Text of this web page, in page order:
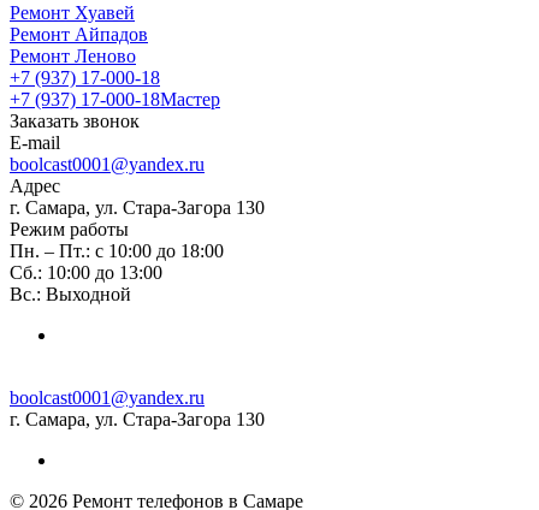
Ремонт Хуавей
Ремонт Айпадов
Ремонт Леново
+7 (937) 17-000-18
+7 (937) 17-000-18Мастер
Заказать звонок
E-mail
boolcast0001@yandex.ru
Адрес
г. Самара, ул. Стара-Загора 130
Режим работы
Пн. – Пт.: с 10:00 до 18:00
Сб.: 10:00 до 13:00
Вс.: Выходной
boolcast0001@yandex.ru
г. Самара, ул. Стара-Загора 130
© 2026 Ремонт телефонов в Самаре